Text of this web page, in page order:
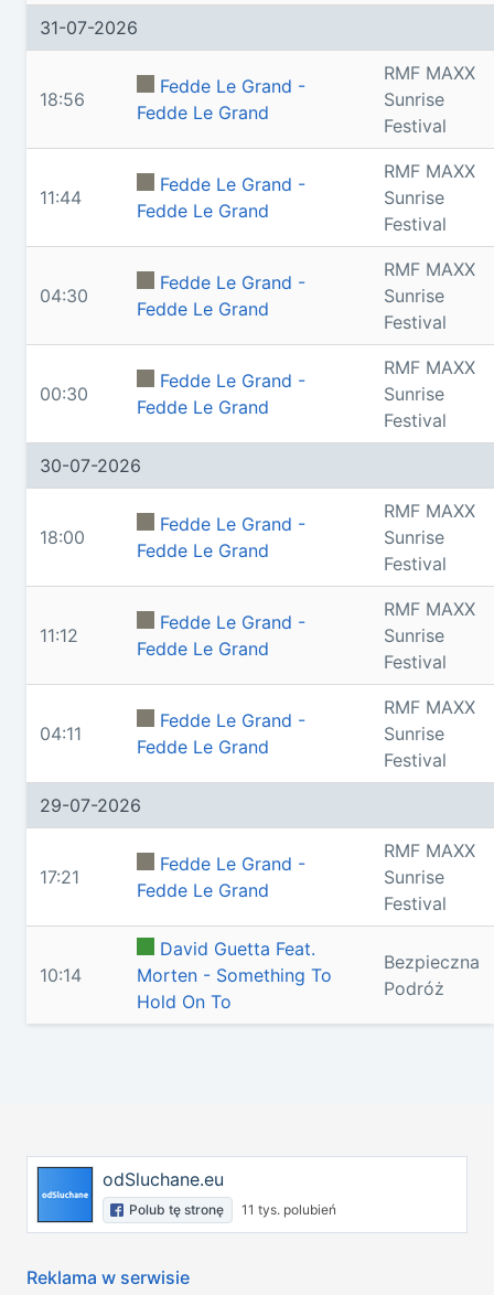
31-07-2026
18:56
Fedde Le Grand -
Fedde Le Grand
RMF MAXX
Sunrise
Festival
11:44
Fedde Le Grand -
Fedde Le Grand
RMF MAXX
Sunrise
Festival
04:30
Fedde Le Grand -
Fedde Le Grand
RMF MAXX
Sunrise
Festival
00:30
Fedde Le Grand -
Fedde Le Grand
RMF MAXX
Sunrise
Festival
30-07-2026
18:00
Fedde Le Grand -
Fedde Le Grand
RMF MAXX
Sunrise
Festival
11:12
Fedde Le Grand -
Fedde Le Grand
RMF MAXX
Sunrise
Festival
04:11
Fedde Le Grand -
Fedde Le Grand
RMF MAXX
Sunrise
Festival
29-07-2026
17:21
Fedde Le Grand -
Fedde Le Grand
RMF MAXX
Sunrise
Festival
10:14
David Guetta Feat.
Morten - Something To
Hold On To
Bezpieczna
Podróż
odSluchane.eu
Polub tę stronę 11 tys. polubień
Reklama w serwisie